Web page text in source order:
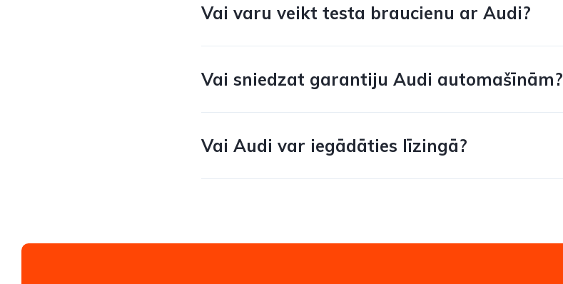
Vai varu veikt testa braucienu ar Audi?
Vai sniedzat garantiju Audi automašīnām?
Vai Audi var iegādāties līzingā?